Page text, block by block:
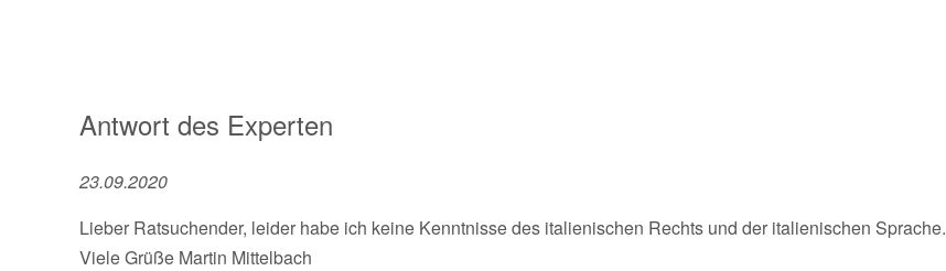
Antwort des Experten
23.09.2020
Lieber Ratsuchender, leider habe ich keine Kenntnisse des italienischen Rechts und der italienischen Sprache.
Viele Grüße Martin Mittelbach